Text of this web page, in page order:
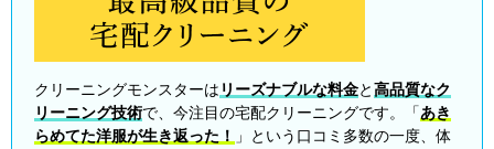
クリーニングモンスターは リーズナブルな料金と高品質なク
リーニング技術で、今注目の宅配クリーニングです。「あき
らめてた洋服が生き返った！
」という口コミ多数の一度、体